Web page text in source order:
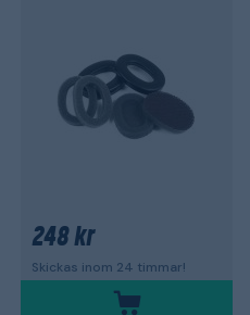
248 kr
Skickas inom 24 timmar!